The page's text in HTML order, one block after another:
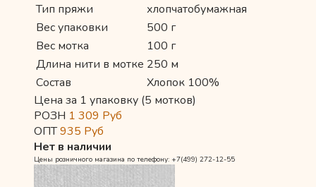
Тип пряжи
хлопчатобумажная
Вес упаковки
500 г
Вес мотка
100 г
Длина нити в мотке 250 м
Состав
Хлопок 100%
Цена за 1 упаковку (5 мотков)
РОЗН 1 309 Руб
ОПТ935 Руб
Нет в наличии
Цены розничного магазина по телефону: +7(499) 272-12-55